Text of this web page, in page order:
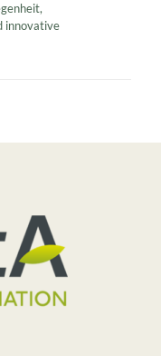
innovative